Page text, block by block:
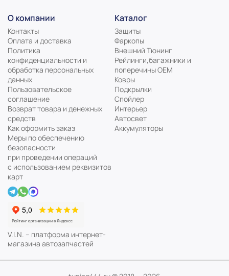
О компании
Контакты
Оплата и доставка
Политика
конфиденциальности и
обработка персональных
данных
Пользовательское
соглашение
Возврат товара и денежных
средств
Как оформить заказ
Меры по обеспечению
безопасности
при проведении операций
с использованием реквизитов
карт
V.I.N. – платформа интернет-
магазина автозапчастей
Каталог
Защиты
Фаркопы
Внешний Тюнинг
Рейлинги,багажники и
поперечины ОЕМ
Ковры
Подкрылки
Спойлер
Интерьер
Автосвет
Аккумуляторы